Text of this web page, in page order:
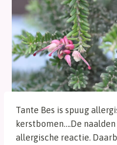
Tante Bes is spuug
kerstbomen….De
allergische reactie.